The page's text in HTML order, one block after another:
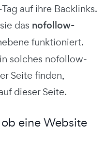
auf ihre Backlinks.
das nofollow-
funktioniert.
solches nofollow-
Seite finden,
dieser Seite.
eine Website